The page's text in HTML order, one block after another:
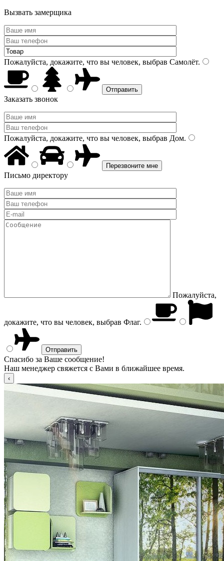
Вызвать замерщика
Пожалуйста, докажите, что вы человек, выбрав Самолёт.
Заказать звонок
Пожалуйста, докажите, что вы человек, выбрав Дом.
Письмо директору
Пожалуйста,
докажите, что вы человек, выбрав Флаг.
Спасибо за Ваше сообщение!
Наш менеджер свяжется с Вами в ближайшее время.